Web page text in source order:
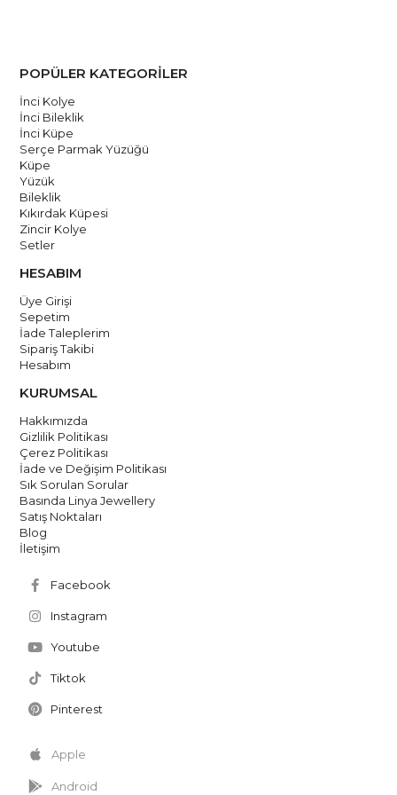
güzelliğini uzun süre koruyabilirsiniz.
El yapımıdır.
Ücretsiz Kargo
POPÜLER KATEGORİLER
İnci Kolye
İnci Bileklik
İnci Küpe
Serçe Parmak Yüzüğü
Küpe
Yüzük
Bileklik
Kıkırdak Küpesi
Zincir Kolye
Setler
HESABIM
Üye Girişi
Sepetim
İade Taleplerim
Sipariş Takibi
Hesabım
KURUMSAL
Hakkımızda
Gizlilik Politikası
Çerez Politikası
İade ve Değişim Politikası
Sık Sorulan Sorular
Basında Linya Jewellery
Satış Noktaları
Blog
İletişim
Facebook
Instagram
Youtube
Tiktok
Pinterest
Apple
Android